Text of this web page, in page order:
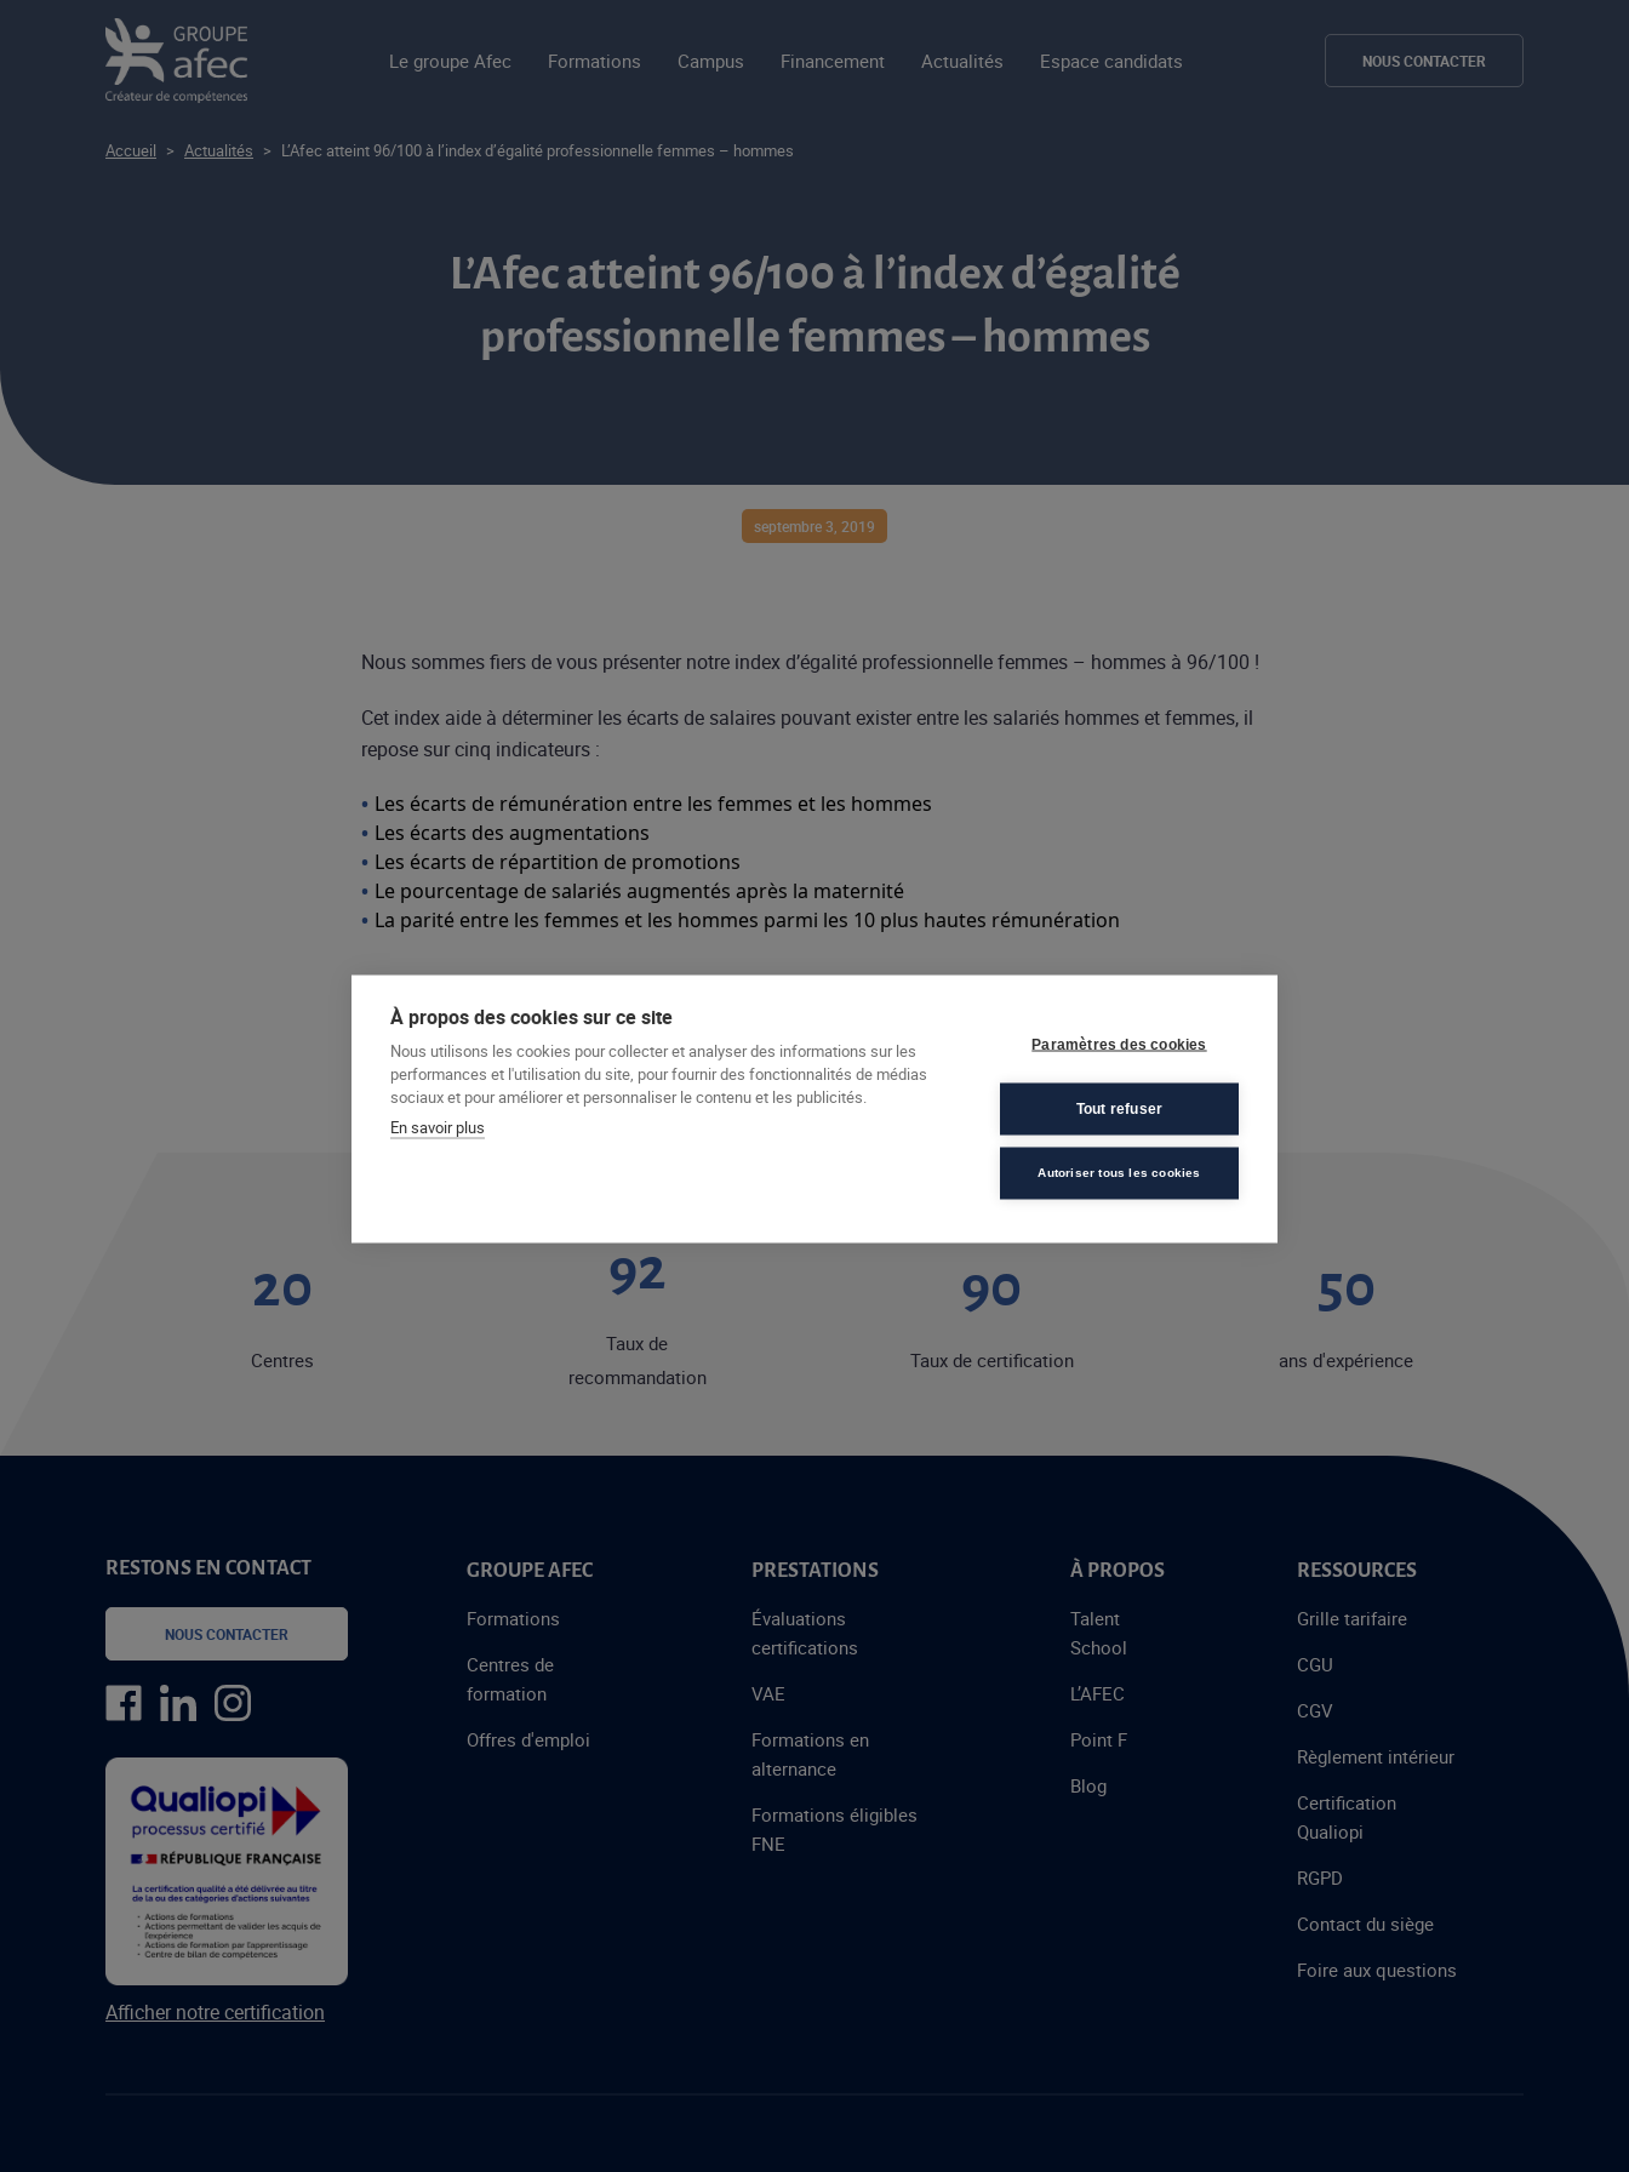
Le groupe Afec Formations Campus Financement Actualités Espace candidats NOUS CONTACTER
Accueil > Actualités > L’Afec atteint 96/100 à l’index d’égalité professionnelle femmes – hommes
L’Afec atteint 96/100 à l’index d’égalité
professionnelle femmes – hommes
septembre 3, 2019
Nous sommes fiers de vous présenter notre index d’égalité professionnelle femmes – hommes à 96/100 !
Cet index aide à déterminer les écarts de salaires pouvant exister entre les salariés hommes et femmes, il
repose sur cinq indicateurs :
Les écarts de rémunération entre les femmes et les hommes
Les écarts des augmentations
Les écarts de répartition de promotions
Le pourcentage de salariés augmentés après la maternité
La parité entre les femmes et les hommes parmi les 10 plus hautes rémunération
20
Centres
92
Taux de
recommandation
90
Taux de certification
50
ans d'expérience
RESTONS EN CONTACT
NOUS CONTACTER
Afficher notre certification
GROUPE AFEC
Formations
Centres de
formation
Offres d'emploi
PRESTATIONS
Évaluations
certifications
VAE
Formations en
alternance
Formations éligibles
FNE
À PROPOS
Talent
School
L’AFEC
Point F
Blog
RESSOURCES
Grille tarifaire
CGU
CGV
Règlement intérieur
Certification
Qualiopi
RGPD
Contact du siège
Foire aux questions
À propos des cookies sur ce site
Nous utilisons les cookies pour collecter et analyser des informations sur les
performances et l'utilisation du site, pour fournir des fonctionnalités de médias
sociaux et pour améliorer et personnaliser le contenu et les publicités.
En savoir plus
Paramètres des cookies
Tout refuser
Autoriser tous les cookies